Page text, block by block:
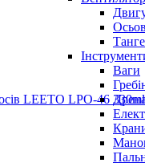
Ваги
LEETO LPO-46